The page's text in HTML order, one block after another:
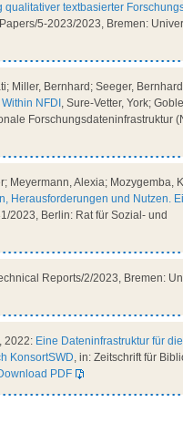
textbasierter
5-2023/2023, Bremen:
Miller, Bernhard; Seeger,
NFDI , Sure-Vetter, York;
Forschungsdateninfrastruktur
Meyermann, Alexia; Mozygemba,
Herausforderungen und Nutzen.
2023, Berlin: Rat für Sozial- und
Reports/2/2023, Bremen:
2022: Eine Dateninfrastruktur für die
KonsortSWD, in: Zeitschrift für
PDF